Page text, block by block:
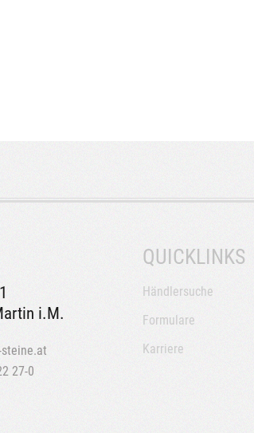
i.M.
27-0
QUICKLINKS
Händlersuche
Formulare
Karriere